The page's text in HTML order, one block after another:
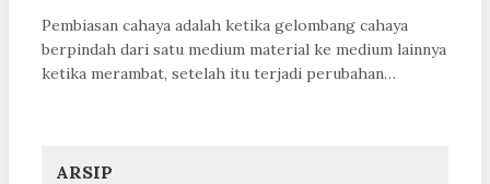
Pembiasan cahaya adalah ketika gelombang cahaya
berpindah dari satu medium material ke medium lainnya
ketika merambat, setelah itu terjadi perubahan…
ARSIP